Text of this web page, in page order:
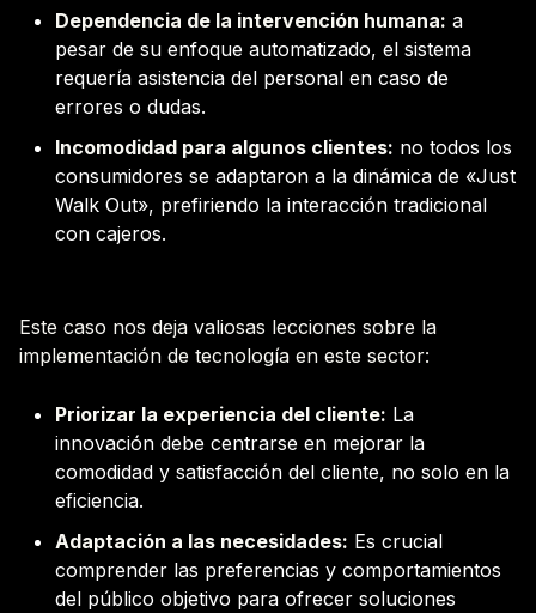
Dependencia de la intervención humana: a
pesar de su enfoque automatizado, el sistema
requería asistencia del personal en caso de
errores o dudas.
Incomodidad para algunos clientes: no todos los
consumidores se adaptaron a la dinámica de «Just
Walk Out», prefiriendo la interacción tradicional
con cajeros.
Este caso nos deja valiosas lecciones sobre la
implementación de tecnología en este sector:
Priorizar la experiencia del cliente: La
innovación debe centrarse en mejorar la
comodidad y satisfacción del cliente, no solo en la
eficiencia.
Adaptación a las necesidades: Es crucial
comprender las preferencias y comportamientos
del público objetivo para ofrecer soluciones